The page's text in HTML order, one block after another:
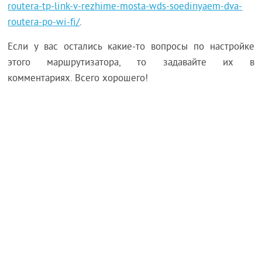
routera-tp-link-v-rezhime-mosta-wds-soedinyaem-dva-
routera-po-wi-fi/.
Если у вас остались какие-то вопросы по настройке
этого маршрутизатора, то задавайте их в
комментариях. Всего хорошего!